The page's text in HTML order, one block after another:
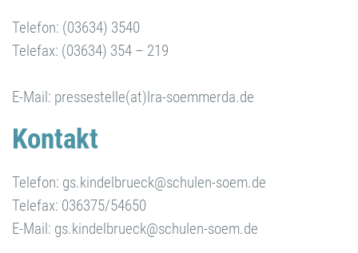
Telefon: (03634) 3540
Telefax: (03634) 354 – 219
E-Mail: pressestelle(at)lra-soemmerda.de
Kontakt
Telefon: gs.kindelbrueck@schulen-soem.de
Telefax: 036375/54650
E-Mail: gs.kindelbrueck@schulen-soem.de